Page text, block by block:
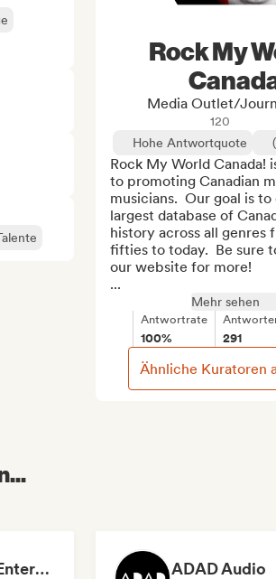
Rock My
Media Outlet/
120
Hohe Antwortquote
Rock My World Canada!
to promoting Canadian
musicians.  Our goal is
largest database of
history across all genres
fifties to today.  Be sure
our website for more!
...
Mehr sehen
Antwortrate
100% 291
Ähnliche Kuratoren
Dreamers Island Entertainment ADAD Audio